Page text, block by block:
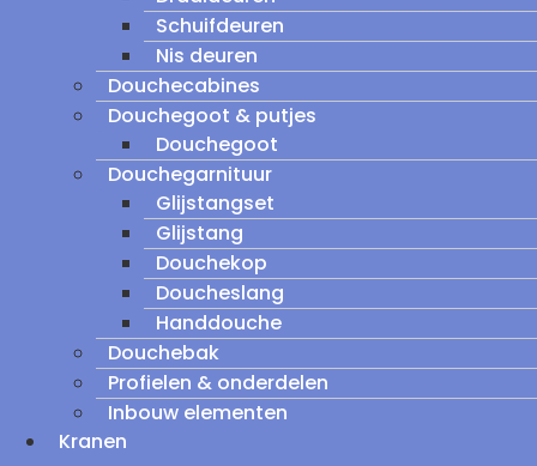
Schuifdeuren
Nis deuren
Douchecabines
Douchegoot & putjes
Douchegoot
Douchegarnituur
Glijstangset
Glijstang
Douchekop
Doucheslang
Handdouche
Douchebak
Profielen & onderdelen
Inbouw elementen
Kranen